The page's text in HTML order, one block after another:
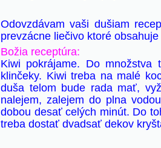
Odovzdávam vaši dušiam
prevzácne liečivo ktoré
Božia receptúra:
Kiwi pokrájame. Do
klinčeky. Kiwi treba na malé
duša telom bude rada mať,
nalejem, zalejem do plna
dobou desať celých minút. Do
treba dostať dvadsať dekov